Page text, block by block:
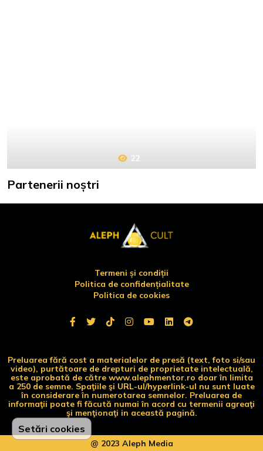
22
Partenerii noștri
Setări cookies
Termeni și condiții
Politica de confidențialitate
Politica de cookies
Preluarea fără cost a materialelor de presă (text, foto si/sau
video), purtătoare de drepturi de proprietate intelectuală,
este aprobată de către www.alephmentor.ro doar în limita
a 250 de semne. Spaţiile şi URL-ul/hyperlink-ul nu sunt luate
în considerare în numerotarea semnelor. Preluarea de
informaţii poate fi făcută numai în acord cu termenii agreaţi
şi menţionaţi in această pagină.
@ 2023 Aleph Media